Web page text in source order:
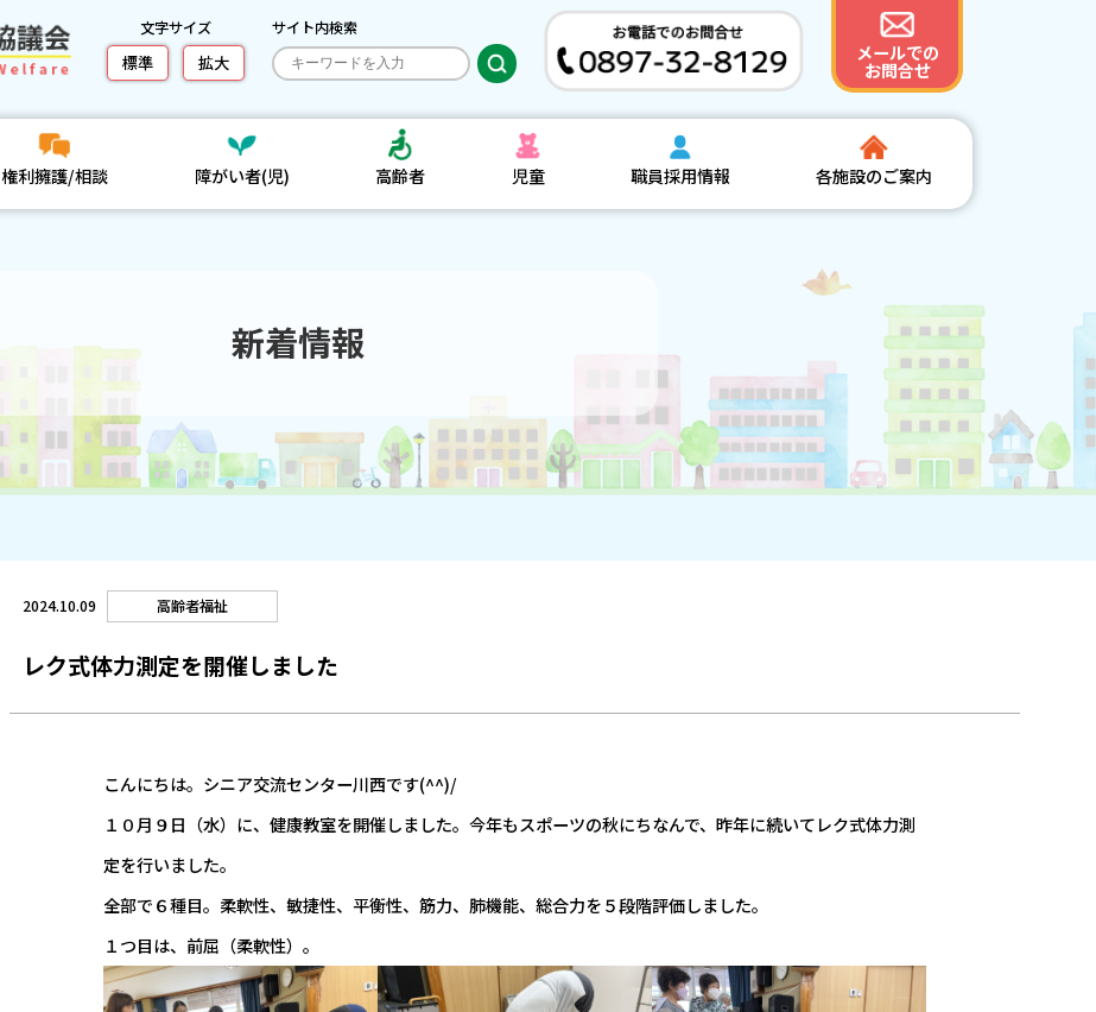
文字サイズ
標準 拡大
サイト内検索
メールでの
お問合せ
権利擁護/相談 障がい者(児) 高齢者 児童 職員採用情報 各施設のご案内
新着情報
2024.10.09 高齢者福祉
レク式体力測定を開催しました
こんにちは。シニア交流センター川西です(^^)/
１０月９日（水）に、健康教室を開催しました。今年もスポーツの秋にちなんで、昨年に続いてレク式体力測
定を行いました。
全部で６種目。柔軟性、敏捷性、平衡性、筋力、肺機能、総合力を５段階評価しました。
１つ目は、前屈（柔軟性）。